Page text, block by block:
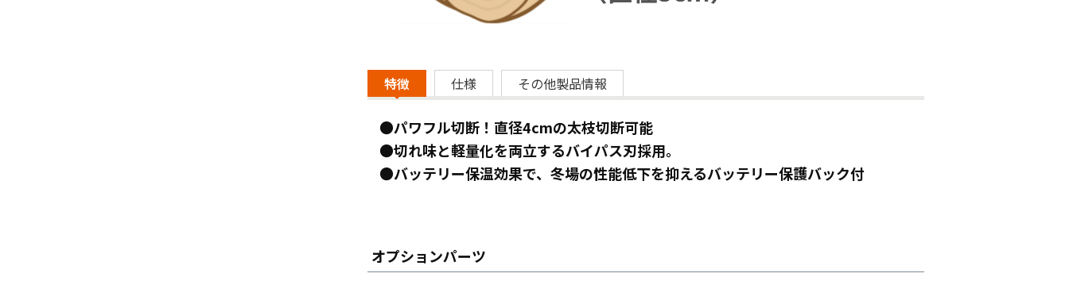
特徴 仕様 その他製品情報
●パワフル切断！直径4cmの太枝切断可能
●切れ味と軽量化を両立するバイパス刃採用。
●バッテリー保温効果で、冬場の性能低下を抑えるバッテリー保護バック付
オプションパーツ